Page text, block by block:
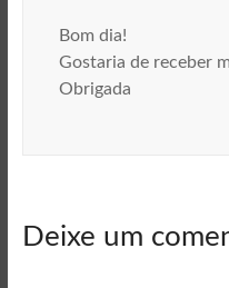
Bom dia!
Gostaria de receber
Obrigada
Deixe um